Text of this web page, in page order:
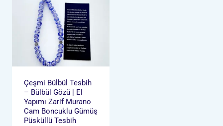
Çeşmi Bülbül Tesbih
– Bülbül Gözü | El
Yapımı Zarif Murano
Cam Boncuklu Gümüş
Püsküllü Tesbih